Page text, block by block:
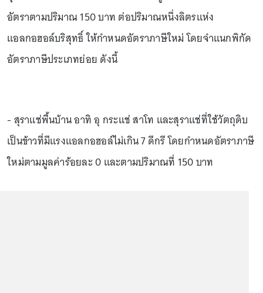
อัตราตามปริมาณ 150 บาท ต่อปริมาณหนึ่งลิตรแห่ง
แอลกอฮอล์บริสุทธิ์ ให้กำหนดอัตราภาษีใหม่ โดยจำแนกพิกัด
อัตราภาษีประเภทย่อย ดังนี้
- สุราแช่พื้นบ้าน อาทิ อุ กระแช่ สาโท และสุราแช่ที่ใช้วัตถุดิบ
เป็นข้าวที่มีแรงแอลกอฮอล์ไม่เกิน 7 ดีกรี โดยกำหนดอัตราภาษี
ใหม่ตามมูลค่าร้อยละ 0 และตามปริมาณที่ 150 บาท